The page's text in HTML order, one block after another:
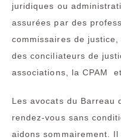
juridiques ou
assurées par des
commissaires de
des conciliateurs de
associations, la CPAM
Les avocats du Barreau
rendez-vous sans
aidons sommairement. Il